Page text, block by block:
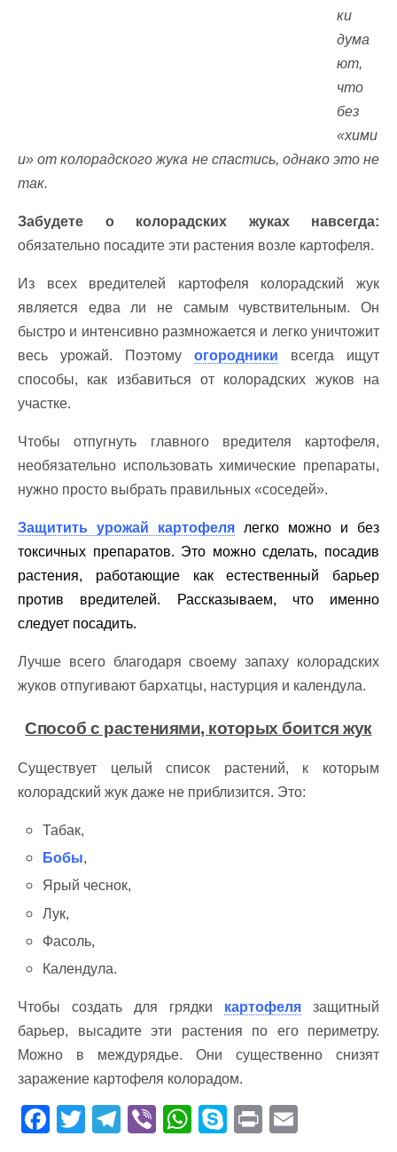
ки
дума
ют,
что
без
«хими
и» от колорадского жука не спастись, однако это не
так.
Забудете о колорадских жуках навсегда:
обязательно посадите эти растения возле картофеля.
Из всех вредителей картофеля колорадский жук
является едва ли не самым чувствительным. Он
быстро и интенсивно размножается и легко уничтожит
весь урожай. Поэтому огородники всегда ищут
способы, как избавиться от колорадских жуков на
участке.
Чтобы отпугнуть главного вредителя картофеля,
необязательно использовать химические препараты,
нужно просто выбрать правильных «соседей».
Защитить урожай картофеля легко можно и без
токсичных препаратов. Это можно сделать, посадив
растения, работающие как естественный барьер
против вредителей. Рассказываем, что именно
следует посадить.
Лучше всего благодаря своему запаху колорадских
жуков отпугивают бархатцы, настурция и календула.
Способ с растениями, которых боится жук
Существует целый список растений, к которым
колорадский жук даже не приблизится. Это:
Табак,
Бобы,
Ярый чеснок,
Лук,
Фасоль,
Календула.
Чтобы создать для грядки картофеля защитный
барьер, высадите эти растения по его периметру.
Можно в междурядье. Они существенно снизят
заражение картофеля колорадом.
F T T Vi W S Pr